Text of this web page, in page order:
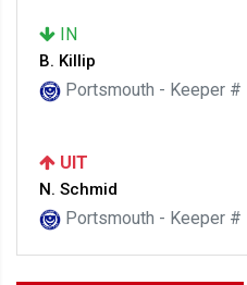
IN
B. Killip
Portsmouth - Keeper #
UIT
N. Schmid
Portsmouth - Keeper #